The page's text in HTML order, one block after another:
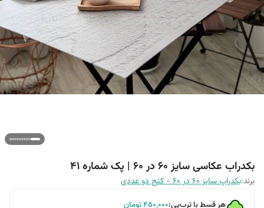
بکدراب عکاسی سایز 60 در 60 | پک شماره 41
برند:بکدراپ سایز 60 در 60 - کنج دو عددی
هر قسط با ترب‌پی:۴۵۰٬۰۰۰تومان